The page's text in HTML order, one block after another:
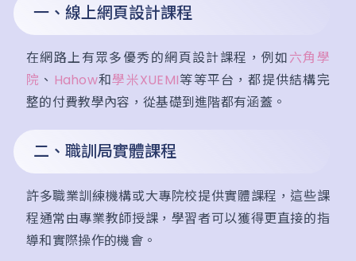
一、線上網頁設計課程
在網路上有眾多優秀的網頁設計課程，例如六角學
院 、 Hahow和學米XUEMI等等平台，都提供結構完
整的付費教學內容，從基礎到進階都有涵蓋。
二、職訓局實體課程
許多職業訓練機構或大專院校提供實體課程，這些課
程通常由專業教師授課，學習者可以獲得更直接的指
導和實際操作的機會。